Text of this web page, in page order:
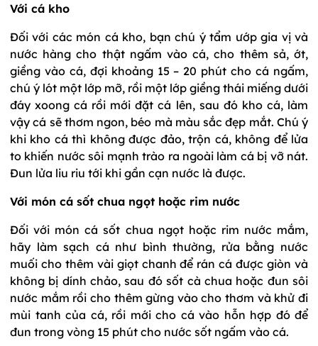
Với cá kho
Đối với các món cá kho, bạn chú ý tẩm ướp gia vị và
nước hàng cho thật ngấm vào cá, cho thêm sả, ớt,
giềng vào cá, đợi khoảng 15 – 20 phút cho cá ngấm,
chú ý lót một lớp mỡ, rồi một lớp giềng thái miếng dưới
đáy xoong cá rồi mới đặt cá lên, sau đó kho cá, làm
vậy cá sẽ thơm ngon, béo mà màu sắc đẹp mắt. Chú ý
khi kho cá thì không được đảo, trộn cá, không để lửa
to khiến nước sôi mạnh trào ra ngoài làm cá bị vỡ nát.
Đun lửa liu riu tới khi gần cạn nước là được.
Với món cá sốt chua ngọt hoặc rim nước
Đối với món cá sốt chua ngọt hoặc rim nước mắm,
hãy làm sạch cá như bình thường, rửa bằng nước
muối cho thêm vài giọt chanh để rán cá được giòn và
không bị dính chảo, sau đó sốt cà chua hoặc đun sôi
nước mắm rồi cho thêm gừng vào cho thơm và khử đi
mùi tanh của cá, rồi mới cho cá vào hỗn hợp đó để
đun trong vòng 15 phút cho nước sốt ngấm vào cá.